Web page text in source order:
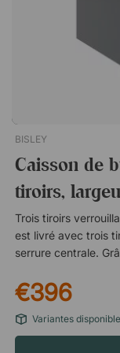
BISLEY
Caisson de
tiroirs,
Trois tiroirs
est livré avec trois
serrure centrale.
personnels sur le
suspendus Le tiroir
accueillir des
suspendez les
€396
Variantes